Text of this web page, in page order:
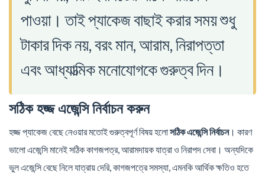
পাওয়া। তাই প্যাকেজ বাছাই করার সময় শুধু
টাকার দিক নয়, বরং মান, আরাম, নিরাপত্তা
এবং আধ্যাত্মিক মনোযোগকে গুরুত্ব দিন।
সঠিক হজ্জ এজেন্সি নির্বাচন করুন
হজ্জ প্যাকেজ বেছে নেওয়ার মতোই গুরুত্বপূর্ণ বিষয় হলোসঠিক এজেন্সি নির্বাচন। কারণ
ভালো এজেন্সি মানেই সঠিক কাগজপত্র, আরামদায়ক যাত্রা ও নিরাপদ সেবা। অন্যদিকে
ভুল এজেন্সি বেছে নিলে যাত্রায় দেরি, কাগজপত্রে সমস্যা, এমনকি আর্থিক ক্ষতিও হতে